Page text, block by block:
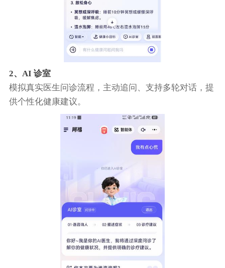
2、AI 诊室
模拟真实医生问诊流程，主动追问、支持多轮对话，提
供个性化健康建议。